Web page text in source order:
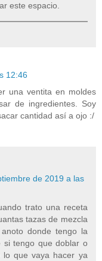
este espacio.
12:46
una ventita en moldes
de ingredientes. Soy
cantidad así a ojo :/
de 2019 a las
trato una receta
tazas de mezcla
donde tengo la
si tengo que doblar o
que vaya hacer ya